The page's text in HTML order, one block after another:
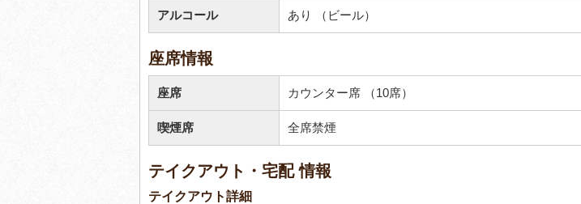
アルコール あり （ビール）
座席情報
座席 カウンター席 （10席）
喫煙席 全席禁煙
テイクアウト・宅配 情報
テイクアウト詳細